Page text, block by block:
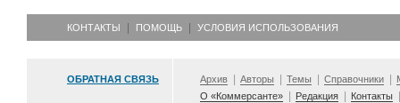
КОНТАКТЫ ПОМОЩЬ УСЛОВИЯ ИСПОЛЬЗОВАНИЯ
ОБРАТНАЯ СВЯЗЬ Архив Авторы Темы Справочники
О «Коммерсанте»
Редакция Контакты